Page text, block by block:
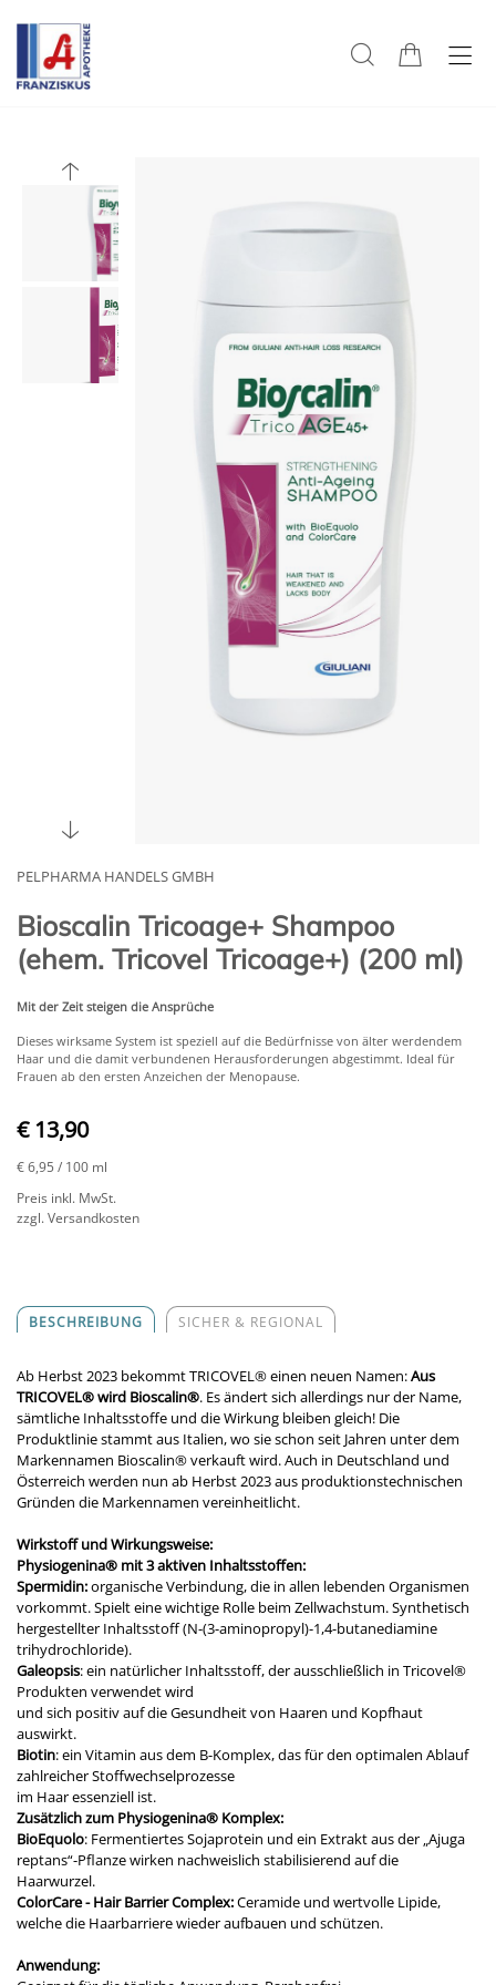
PELPHARMA HANDELS GMBH
Bioscalin Tricoage+ Shampoo
(ehem. Tricovel Tricoage+) (200 ml)
Mit der Zeit steigen die Ansprüche
Dieses wirksame System ist speziell auf die Bedürfnisse von älter werdendem
Haar und die damit verbundenen Herausforderungen abgestimmt. Ideal für
Frauen ab den ersten Anzeichen der Menopause.
€ 13,90
€ 6,95 / 100 ml
Preis inkl. MwSt.
zzgl. Versandkosten
BESCHREIBUNG SICHER & REGIONAL
Ab Herbst 2023 bekommt TRICOVEL®einen neuen Namen:Aus
TRICOVEL®wird Bioscalin®. Es ändert sich allerdings nur der Name,
sämtliche Inhaltsstoffe und die Wirkung bleiben gleich! Die
Produktlinie stammt aus Italien, wo sie schon seit Jahren unter dem
Markennamen Bioscalin®verkauft wird. Auch in Deutschland und
Österreich werden nun ab Herbst 2023 aus produktionstechnischen
Gründen die Markennamen vereinheitlicht.
Wirkstoff und Wirkungsweise:
Physiogenina® mit 3 aktiven Inhaltsstoffen:
Spermidin:organische Verbindung, die in allen lebenden Organismen
vorkommt. Spielt eine wichtige Rolle beim Zellwachstum. Synthetisch
hergestellter Inhaltsstoff (N-(3-aminopropyl)-1,4-butanediamine
trihydrochloride).
Galeopsis: ein natürlicher Inhaltsstoff, der ausschließlich in Tricovel®
Produkten verwendet wird
und sich positiv auf die Gesundheit von Haaren und Kopfhaut
auswirkt.
Biotin: ein Vitamin aus dem B-Komplex, das für den optimalen Ablauf
zahlreicher Stoffwechselprozesse
im Haar essenziell ist.
Zusätzlich zum Physiogenina® Komplex:
BioEquolo: Fermentiertes Sojaprotein und ein Extrakt aus der „Ajuga
reptans“-Pflanze wirken nachweislich stabilisierend auf die
Haarwurzel.
ColorCare - Hair Barrier Complex:Ceramide und wertvolle Lipide,
welche die Haarbarriere wieder aufbauen und schützen.
Anwendung: